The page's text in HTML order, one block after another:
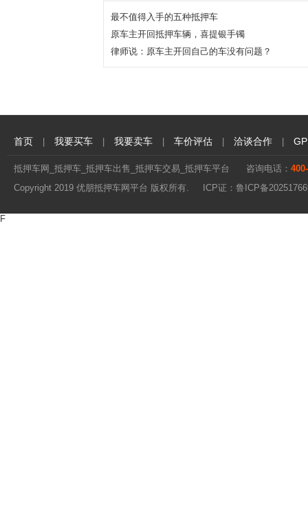
最不值得入手的五种抵押车
原车主开回抵押车辆，喜提银手镯
律师说：原车主开回自己的车没有问题？
首页 我要买车 我要卖车 车价评估 洽谈合作
抵押车网_抵押车_抵押车出售_抵押车交易_抵押车平台 咨询电话：
Copyright 2019 优朋抵押车网平台 版权所有. ICP证： 鲁ICP备
F